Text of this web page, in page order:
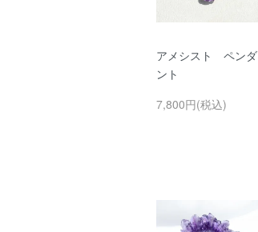
アメシスト ペンダ
ント
7,800円(税込)